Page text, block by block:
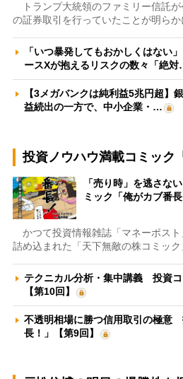
トランプ大統領のファミリー信託
の証券取引を行っていたことが明ら
「いつ暴発してもおかしくはない
ースXが抱えるリスクの数々「絶
【3メガバンクは純利益5兆円超】
益続出の一方で、中小企業・…
投資ノウハウ満載コミック
「売り時」を逃さな
ミック「俺がカブ番
かつて投資情報雑誌「マネーポス
詰め込まれた「天下無敵の株コミッ
テクニカル分析・集中講義 投資コ
【第10回】
不透明相場に勝つ信用取引の極意
長！」【第9回】